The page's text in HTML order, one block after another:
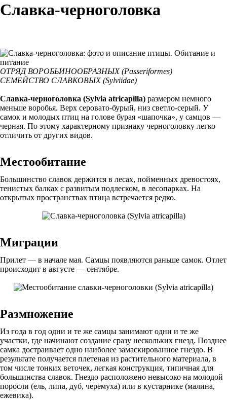
Славка-черноголовка
ОТРЯД ВОРОБЬИНООБРАЗНЫХ (Passeriformes)
СЕМЕЙСТВО СЛАВКОВЫХ (Sylviidae)
Славка-черноголовка (Sylvia atricapilla) размером немного
меньше воробья. Верх серовато-бурый, низ светло-серый. У
самок и молодых птиц на голове бурая «шапочка», у самцов —
черная. По этому характерному признаку черноголовку легко
отличить от других видов.
Местообитание
Большинство славок держится в лесах, пойменных древостоях,
тенистых балках с развитым подлеском, в лесопарках. На
открытых пространствах птица встречается редко.
Миграции
Прилет — в начале мая. Самцы появляются раньше самок. Отлет
происходит в августе — сентябре.
Размножение
Из года в год одни и те же самцы занимают одни и те же
участки, где начинают создание сразу нескольких гнезд. Позднее
самка достраивает одно наиболее замаскированное гнездо. В
результате получается плетеная из растительного материала, в
том числе тонких веточек, легкая конструкция, типичная для
большинства славок. Гнездо расположено невысоко на молодой
поросли (ель, липа, дуб, черемуха) или в кустарнике (малина,
ежевика).